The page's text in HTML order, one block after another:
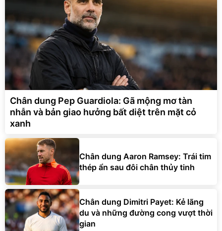
Chân dung Pep Guardiola: Gã mộng mơ tàn
nhẫn và bản giao hưởng bất diệt trên mặt cỏ
xanh
Chân dung Aaron Ramsey: Trái tim
thép ẩn sau đôi chân thủy tinh
Chân dung Dimitri Payet: Kẻ lãng
du và những đường cong vượt thời
gian